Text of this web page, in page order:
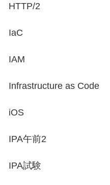
HTTP/2
IaC
IAM
Infrastructure as Code
iOS
IPA午前2
IPA試験